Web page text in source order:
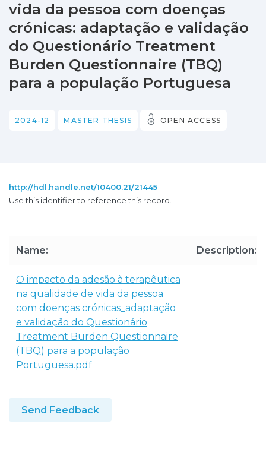
vida da pessoa com doenças
crónicas: adaptação e validação
do Questionário Treatment
Burden Questionnaire (TBQ)
para a população Portuguesa
2024-12 MASTER THESIS OPEN ACCESS
http://hdl.handle.net/10400.21/21445
Use this identifier to reference this record.
Name: Description:
O impacto da adesão à terapêutica
na qualidade de vida da pessoa
com doenças crónicas_adaptação
e validação do Questionário
Treatment Burden Questionnaire
(TBQ) para a população
Portuguesa.pdf
Send Feedback